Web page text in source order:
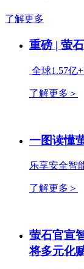
了解更多
重磅 | 萤
全球1.57亿
了解更多 ＞
一图读懂
乐享安全智
了解更多 ＞
萤石官宣
将多元化